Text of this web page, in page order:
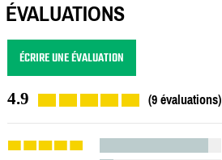
ÉVALUATIONS
ÉCRIRE UNE ÉVALUATION
4.9 (9 évaluations)